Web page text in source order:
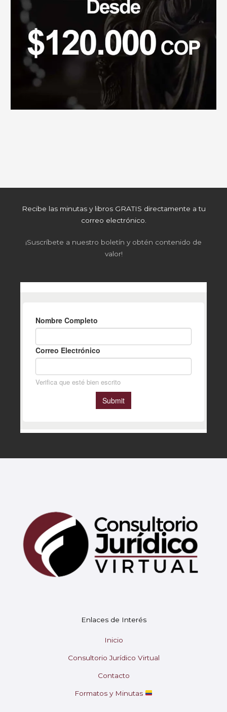
Recibe las minutas y libros GRATIS directamente a tu
correo electrónico.
¡Suscríbete a nuestro boletín y obtén contenido de
valor!
Enlaces de Interés
Inicio
Consultorio Jurídico Virtual
Contacto
Formatos y Minutas
Mary
Soy Mary tu asistente virtual.